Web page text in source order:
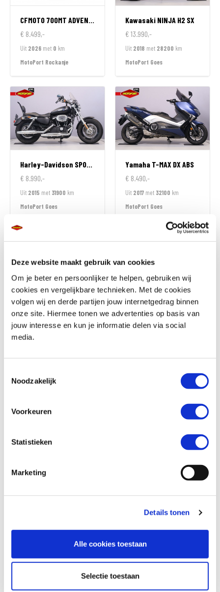
Deze website maakt gebruik van cookies
Om je beter en persoonlijker te helpen, gebruiken wij
cookies en vergelijkbare technieken. Met de cookies
volgen wij en derde partijen jouw internetgedrag binnen
onze site. Hiermee tonen we advertenties op basis van
jouw interesse en kun je informatie delen via social
media.
Noodzakelijk
Voorkeuren
Statistieken
Marketing
Details tonen
Alle cookies toestaan
Selectie toestaan
CFMOTO 700MT ADVENTURE GT EDITION
€ 8.499,-
Uit 2026 met 0 km
MotoPort Rockanje
Kawasaki NINJA H2 SX
€ 13.990,-
Uit 2018 met 28200 km
MotoPort Goes
Harley-Davidson SPORTSTER 1200 CUSTOM LIMITED
€ 8.990,-
Uit 2015 met 31900 km
MotoPort Goes
Yamaha T-MAX DX ABS
€ 8.490,-
Uit 2017 met 32100 km
MotoPort Goes
BMW
R 1200 C
€ 4.990,-
Uit1998
Honda
CB 1000 GT
€ 16.699,-
MotoPort Goes
MotoPort Wormerveer